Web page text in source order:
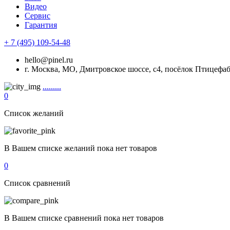
Видео
Сервис
Гарантия
+ 7 (495) 109-54-48
hello@pinel.ru
г. Москва, МО, Дмитровское шоссе, с4, посёлок
.........
0
Список желаний
В Вашем списке желаний пока нет товаров
0
Список сравнений
В Вашем списке сравнений пока нет товаров